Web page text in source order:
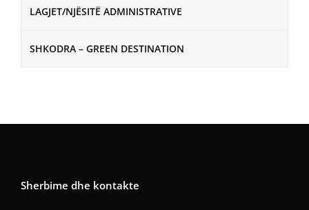
LAGJET/NJËSITË ADMINISTRATIVE
SHKODRA – GREEN DESTINATION
Sherbime dhe kontakte